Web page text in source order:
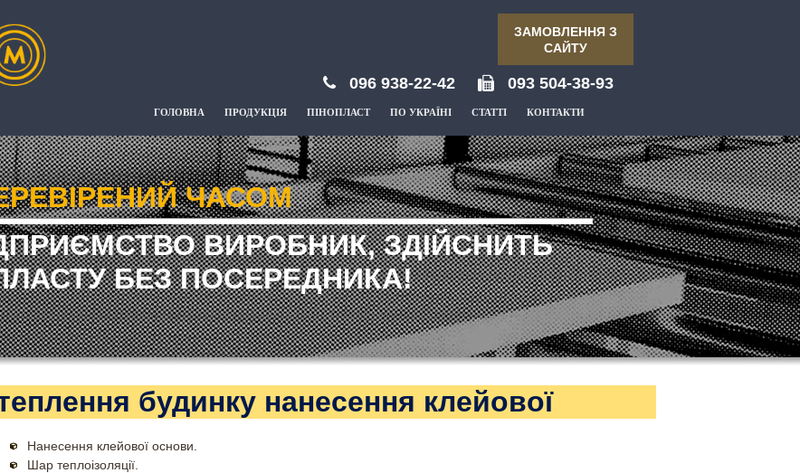
ЗАМОВЛЕННЯ З
САЙТУ
096 938-22-42 093 504-38-93
ГОЛОВНА ПРОДУКЦІЯ ПІНОПЛАСТ ПО УКРАЇНІ СТАТТІ КОНТАКТИ
ЧАСОМ
ВИРОБНИК, ЗДІЙСНИТЬ
БЕЗ ПОСЕРЕДНИКА!
будинку нанесення клейової
Нанесення клейової основи.
Шар теплоізоляції.